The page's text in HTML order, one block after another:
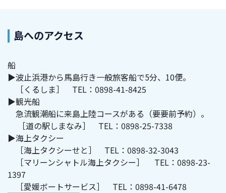
島へのアクセス
船
▶波止浜港から馬島行き一般旅客船で5分、10便。
［くるしま］ TEL：0898-41-8425
▶観光船
急流観潮船に来島上陸コースがある（要要前予約）。
［道の駅しまなみ］ TEL：0898-25-7338
▶海上タクシー
［海上タクシーせと］ TEL：0898-32-3043
［マリーンシャトル海上タクシー］ TEL：0898-23-
1397
［愛媛ボートサービス］ TEL：0898-41-6478